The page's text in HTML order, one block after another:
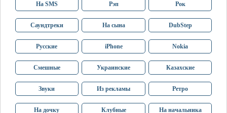
На SMS Рэп Рок
Саундтреки На сына DubStep
Русские iPhone Nokia
Смешные Украинские Казахские
Звуки Из рекламы Ретро
На дочку Клубные На начальника